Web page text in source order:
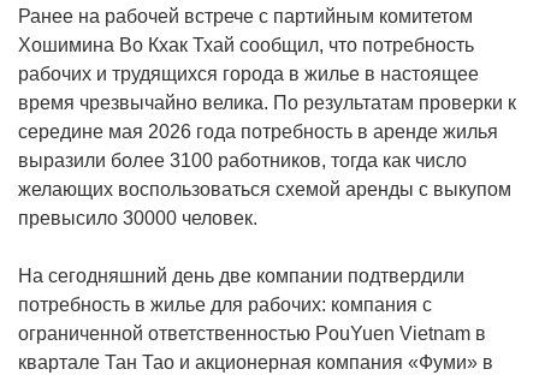
Ранее на рабочей встрече с партийным комитетом
Хошимина Во Кхак Тхай сообщил, что потребность
рабочих и трудящихся города в жилье в настоящее
время чрезвычайно велика. По результатам проверки к
середине мая 2026 года потребность в аренде жилья
выразили более 3100 работников, тогда как число
желающих воспользоваться схемой аренды с выкупом
превысило 30000 человек.
На сегодняшний день две компании подтвердили
потребность в жилье для рабочих: компания с
ограниченной ответственностью PouYuen Vietnam в
квартале Тан Тао и акционерная компания «Фуми» в